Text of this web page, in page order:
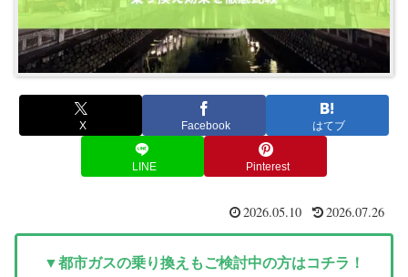
X Facebook はてブ
LINE Pinterest
2026.05.10 2026.07.26
▼都市ガスの乗り換えもご検討中の方はコチラ！